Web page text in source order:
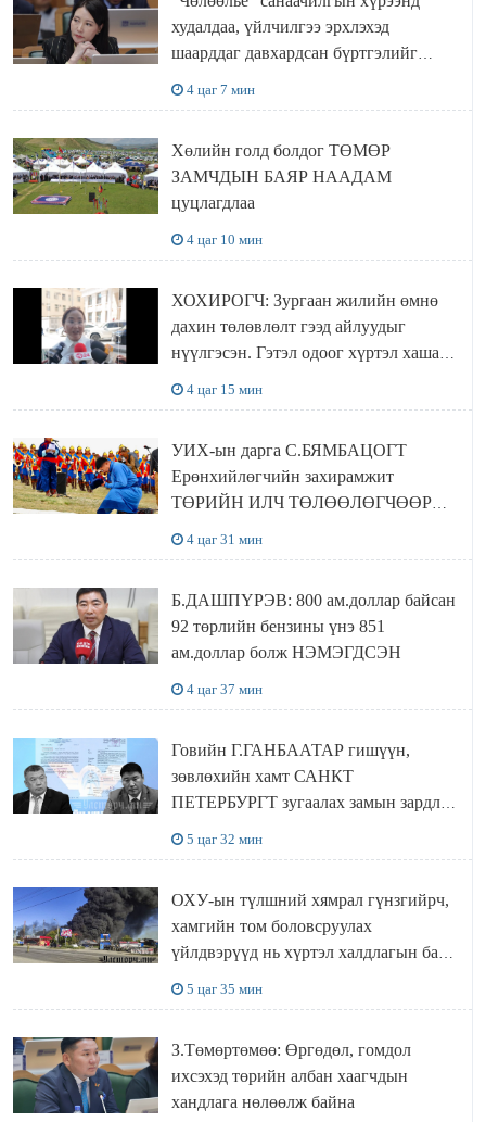
худалдаа, үйлчилгээ эрхлэхэд
шаарддаг давхардсан бүртгэлийг
4 цаг 7 мин
Хөлийн голд болдог ТӨМӨР
ЗАМЧДЫН БАЯР НААДАМ
цуцлагдлаа
4 цаг 10 мин
ХОХИРОГЧ: Зургаан жилийн өмнө
дахин төлөвлөлт гээд айлуудыг
нүүлгэсэн. Гэтэл одоог хүртэл хашаа
4 цаг 15 мин
УИХ-ын дарга С.БЯМБАЦОГТ
Ерөнхийлөгчийн захирамжит
ТӨРИЙН ИЛЧ ТӨЛӨӨЛӨГЧӨӨР
4 цаг 31 мин
Б.ДАШПҮРЭВ: 800 ам.доллар байсан
92 төрлийн бензины үнэ 851
ам.доллар болж НЭМЭГДСЭН
4 цаг 37 мин
Говийн Г.ГАНБААТАР гишүүн,
зөвлөхийн хамт САНКТ
ПЕТЕРБУРГТ зугаалах замын зардлаа
5 цаг 32 мин
ОХУ-ын түлшний хямрал гүнзгийрч,
хамгийн том боловсруулах
үйлдвэрүүд нь хүртэл халдлагын бай
5 цаг 35 мин
З.Төмөртөмөө: Өргөдөл, гомдол
ихсэхэд төрийн албан хаагчдын
хандлага нөлөөлж байна